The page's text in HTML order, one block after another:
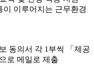
이 이루어지는 근무환경
동의서 각 1부씩 「제공
로 메일로 제출